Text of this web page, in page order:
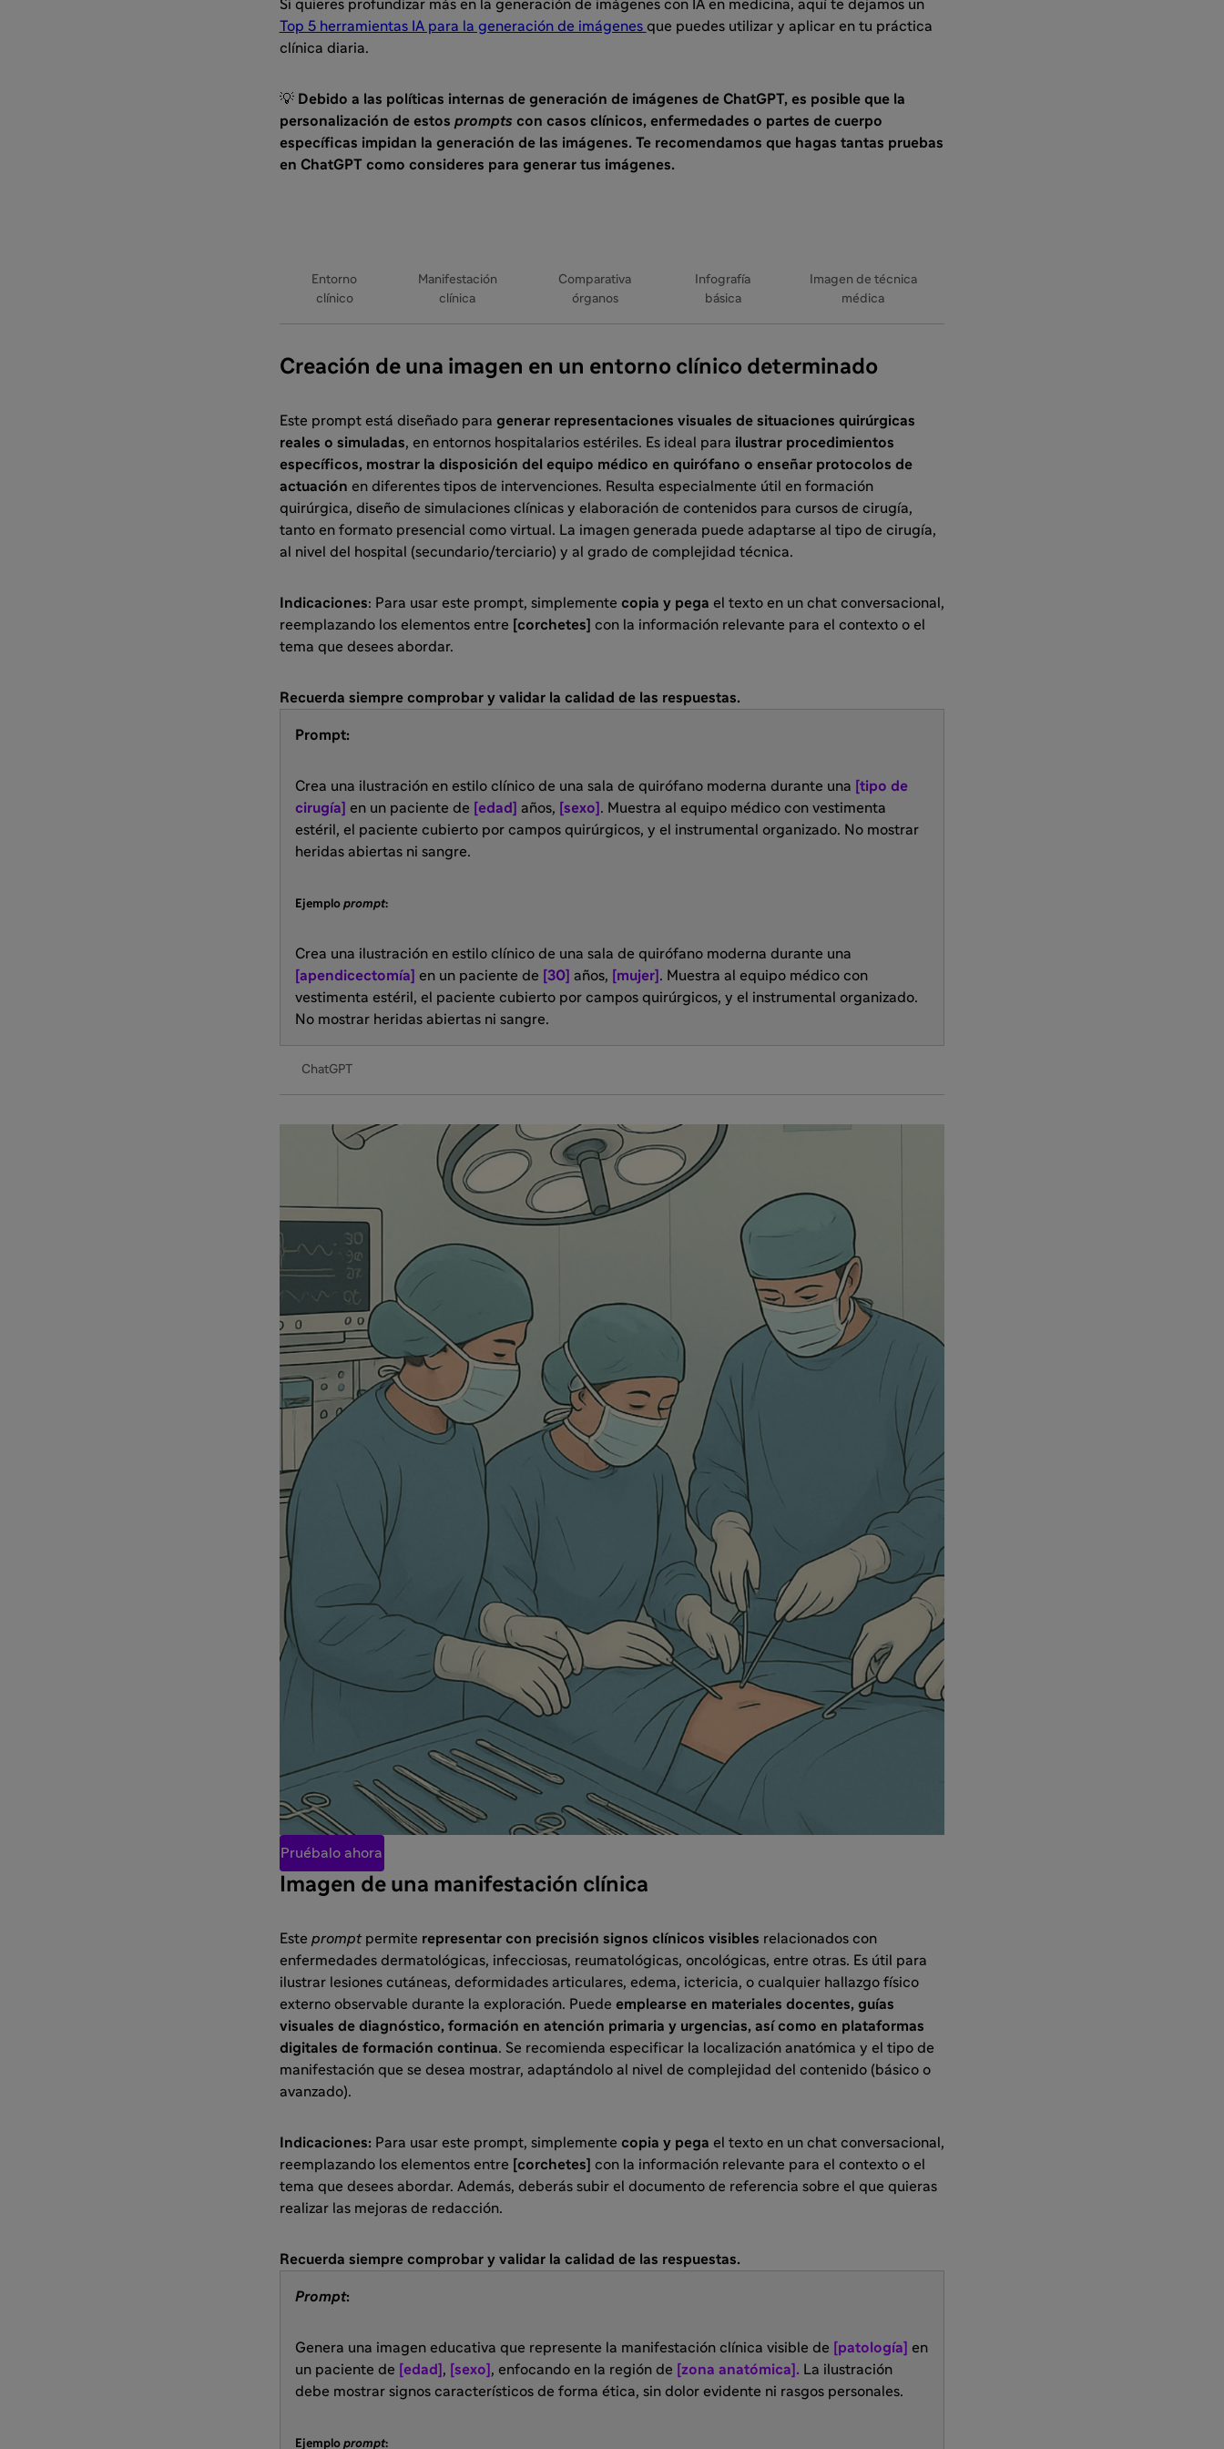
Si quieres profundizar más en la generación de imágenes con IA en medicina, aquí te dejamos un
Top 5 herramientas IA para la generación de imágenes que puedes utilizar y aplicar en tu práctica
clínica diaria.
💡 Debido a las políticas internas de generación de imágenes de ChatGPT, es posible que la
personalización de estos prompts con casos clínicos, enfermedades o partes de cuerpo
específicas impidan la generación de las imágenes. Te recomendamos que hagas tantas pruebas
en ChatGPT como consideres para generar tus imágenes.
Entorno
clínico
Manifestación
clínica
Comparativa
órganos
Infografía
básica
Imagen de técnica
médica
Creación de una imagen en un entorno clínico determinado
Este prompt está diseñado para generar representaciones visuales de situaciones quirúrgicas
reales o simuladas, en entornos hospitalarios estériles. Es ideal para ilustrar procedimientos
específicos, mostrar la disposición del equipo médico en quirófano o enseñar protocolos de
actuación en diferentes tipos de intervenciones. Resulta especialmente útil en formación
quirúrgica, diseño de simulaciones clínicas y elaboración de contenidos para cursos de cirugía,
tanto en formato presencial como virtual. La imagen generada puede adaptarse al tipo de cirugía,
al nivel del hospital (secundario/terciario) y al grado de complejidad técnica.
Indicaciones: Para usar este prompt, simplemente copia y pega el texto en un chat conversacional,
reemplazando los elementos entre [corchetes] con la información relevante para el contexto o el
tema que desees abordar.
Recuerda siempre comprobar y validar la calidad de las respuestas.
Prompt:
Crea una ilustración en estilo clínico de una sala de quirófano moderna durante una [tipo de
cirugía] en un paciente de [edad] años, [sexo] . Muestra al equipo médico con vestimenta
estéril, el paciente cubierto por campos quirúrgicos, y el instrumental organizado. No mostrar
heridas abiertas ni sangre.
Ejemplo prompt:
Crea una ilustración en estilo clínico de una sala de quirófano moderna durante una
[apendicectomía] en un paciente de [30] años, [mujer] . Muestra al equipo médico con
vestimenta estéril, el paciente cubierto por campos quirúrgicos, y el instrumental organizado.
No mostrar heridas abiertas ni sangre.
ChatGPT
Pruébalo ahora
Imagen de una manifestación clínica
Este promptpermite representar con precisión signos clínicos visibles relacionados con
enfermedades dermatológicas, infecciosas, reumatológicas, oncológicas, entre otras. Es útil para
ilustrar lesiones cutáneas, deformidades articulares, edema, ictericia, o cualquier hallazgo físico
externo observable durante la exploración. Puede emplearse en materiales docentes, guías
visuales de diagnóstico, formación en atención primaria y urgencias, así como en plataformas
digitales de formación continua. Se recomienda especificar la localización anatómica y el tipo de
manifestación que se desea mostrar, adaptándolo al nivel de complejidad del contenido (básico o
avanzado).
Indicaciones: Para usar este prompt, simplemente copia y pega el texto en un chat conversacional,
reemplazando los elementos entre [corchetes] con la información relevante para el contexto o el
tema que desees abordar. Además, deberás subir el documento de referencia sobre el que quieras
realizar las mejoras de redacción.
Recuerda siempre comprobar y validar la calidad de las respuestas.
Prompt:
Genera una imagen educativa que represente la manifestación clínica visible de [patología] en
un paciente de [edad] , [sexo] , enfocando en la región de [zona anatómica]. La ilustración
debe mostrar signos característicos de forma ética, sin dolor evidente ni rasgos personales.
Ejemploprompt: